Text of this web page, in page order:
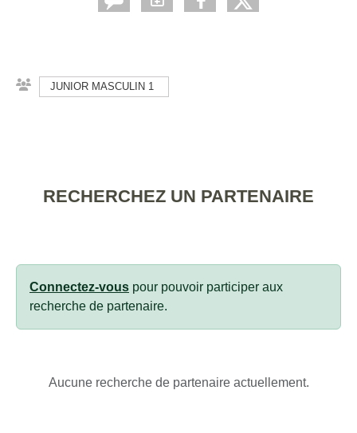
JUNIOR MASCULIN 1
RECHERCHEZ UN PARTENAIRE
Connectez-vous pour pouvoir participer aux
recherche de partenaire.
Aucune recherche de partenaire actuellement.